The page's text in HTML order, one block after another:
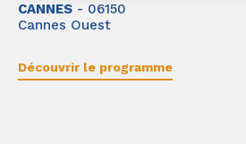
CANNES - 06150
Cannes Ouest
Découvrir le programme